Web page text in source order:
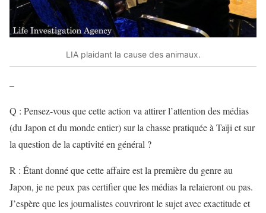
LIA plaidant la cause des animaux.
–
Q : Pensez-vous que cette action va attirer l’attention des médias
(du Japon et du monde entier) sur la chasse pratiquée à Taïji et sur
la question de la captivité en général ?
R : Étant donné que cette affaire est la première du genre au
Japon, je ne peux pas certifier que les médias la relaieront ou pas.
J’espère que les journalistes couvriront le sujet avec exactitude et